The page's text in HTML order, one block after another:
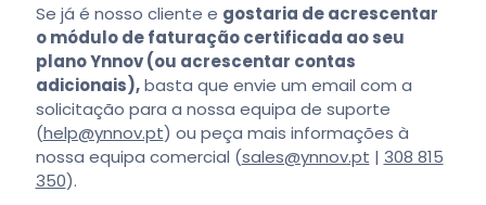
Se já é nosso cliente e gostaria de acrescentar
o módulo de faturação certificada ao seu
plano Ynnov (ou acrescentar contas
adicionais),basta que envie um email com a
solicitação para a nossa equipa de suporte
(help@ynnov.pt) ou peça mais informações à
nossa equipa comercial (sales@ynnov.pt | 308 815
350).